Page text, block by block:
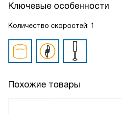
Ключевые особенности
Количество скоростей: 1
Похожие товары